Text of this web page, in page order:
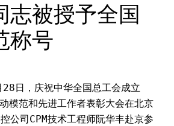
志被授予全国
称号
模范和先进工作者表彰大会在北京
公司CPM技术工程师阮华丰赴京参